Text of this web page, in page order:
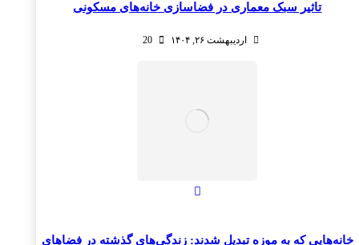
تاثیر سبک معماری در فضاسازی خانه‌های مسکونی
اردیبهشت ۲۶, ۱۴۰۴ 20
خانه‌هایی که به موزه تبدیل شدند: زندگی‌های گذشته در فضاهای